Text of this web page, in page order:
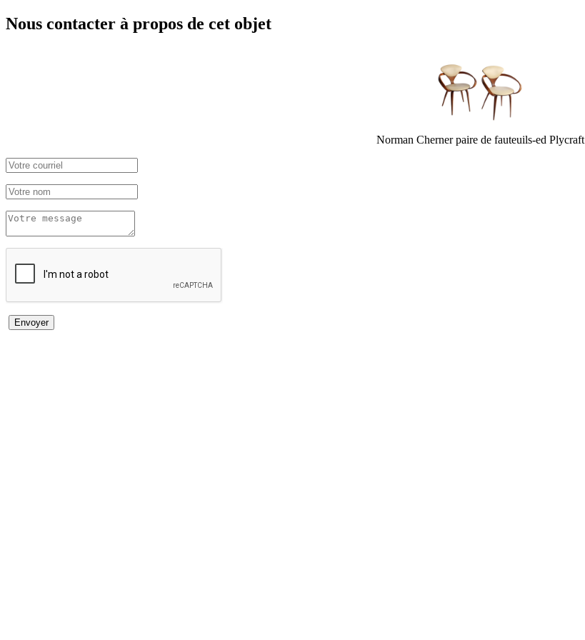
Nous contacter à propos de cet objet
Norman Cherner paire de fauteuils-ed Plycraft